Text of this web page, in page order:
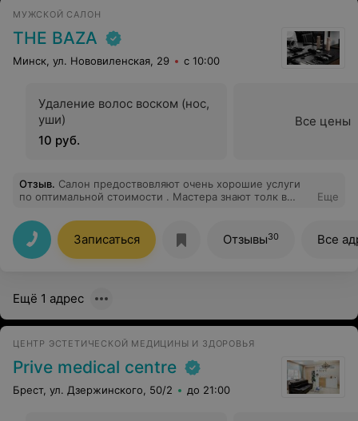
близкого человека. От всего сердца желаю Алексею
Анатольевичу и его близким долгих лет жизни
,семейного благополучия,успехов в профессиональной
деятельности. А,также выражаю благодарность всем
врачам , мед.сестрам и сотрудникам причастных к
МУЖСКОЙ САЛОН
THE BAZA
Минск, ул. Нововиленская, 29 с 10:00
Удаление волос воском (нос,
уши)
10 руб.
Все цены
Отзыв. Салон предоствовляют очень хорошие услуги
по оптимальной стоимости . Мастера знают толк в
Еще
Записаться Отзывы30 Все
Ещё 1 адрес
ЦЕНТР ЭСТЕТИЧЕСКОЙ МЕДИЦИНЫ И ЗДОРОВЬЯ
Prive medical centre
Брест, ул. Дзержинского, 50/2 до 21:00